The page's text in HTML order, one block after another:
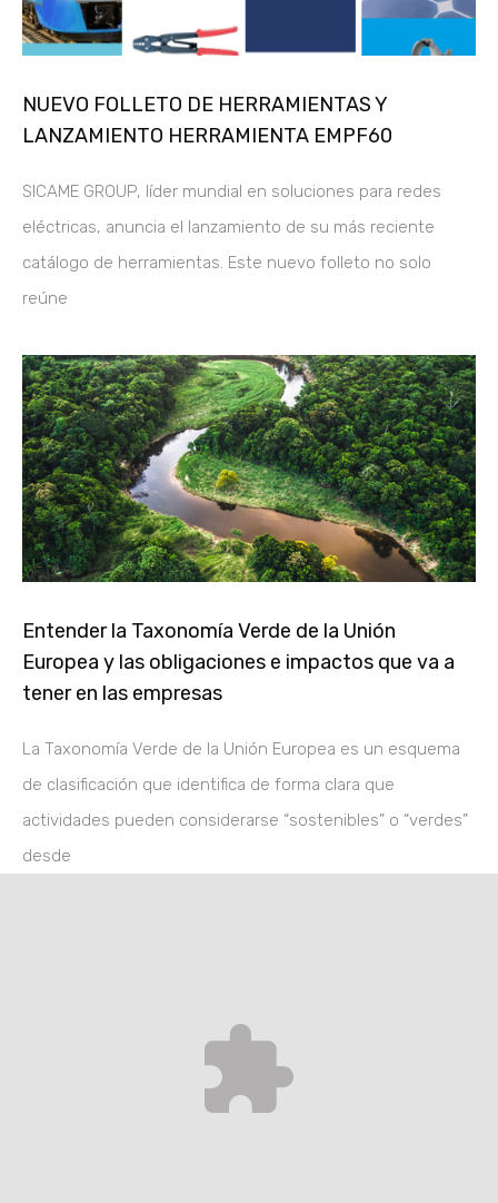
NUEVO FOLLETO DE HERRAMIENTAS Y
LANZAMIENTO HERRAMIENTA EMPF60
SICAME GROUP, líder mundial en soluciones para redes
eléctricas, anuncia el lanzamiento de su más reciente
catálogo de herramientas. Este nuevo folleto no solo
reúne
Entender la Taxonomía Verde de la Unión
Europea y las obligaciones e impactos que va a
tener en las empresas
La Taxonomía Verde de la Unión Europea es un esquema
de clasificación que identifica de forma clara que
actividades pueden considerarse “sostenibles” o “verdes”
desde